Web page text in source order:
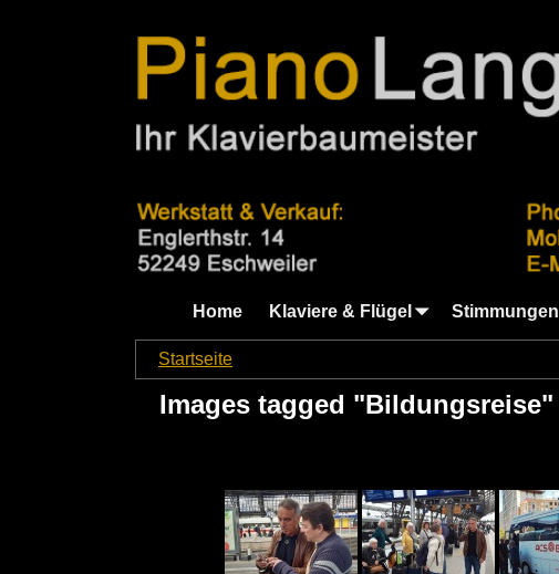
Home Klaviere & Flügel Stimmungen
Startseite
Images tagged "Bildungsreise"